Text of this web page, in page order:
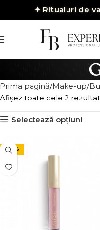
✦Ritualuri de
Prima pagină Make-up
Afișez toate cele 2
Selectează opțiuni
-30%